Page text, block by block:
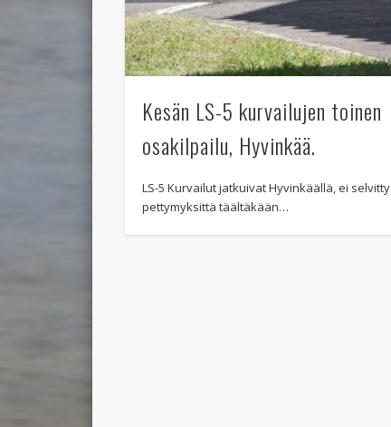
Kesän LS-5 kurvailujen toinen
osakilpailu, Hyvinkää.
LS-5 Kurvailut jatkuivat Hyvinkäällä, ei selvitty
pettymyksittä täältäkään…